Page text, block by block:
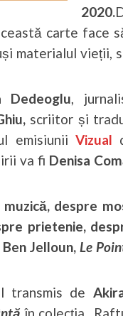
2020.
carte face
materialul vieții,
Dedeoglu,
scriitor și
emisiuniiVizual
va fi Denisa
muzică, despre
prietenie,
Jelloun, Le
transmis de
în colecția